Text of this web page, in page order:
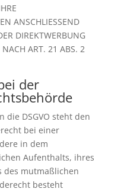
ANSCHLIESSEND
DIREKTWERBUNG
NACH ART. 21 ABS. 2
der
die DSGVO steht den
bei einer
in dem
Aufenthalts, ihres
des mutmaßlichen
besteht